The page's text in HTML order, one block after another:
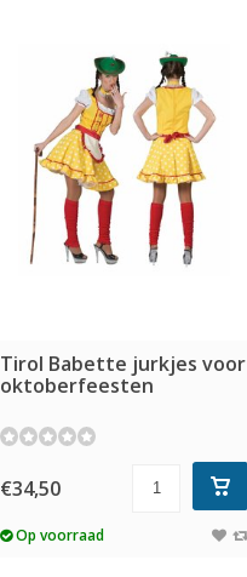
Tirol Babette jurkjes voor
oktoberfeesten
€34,50
Op voorraad